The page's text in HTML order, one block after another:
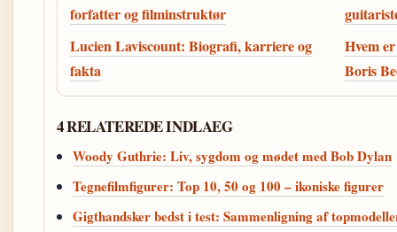
forfatter og filminstruktør
Lucien Laviscount: Biografi, karriere og
fakta
Hvem
Boris
4 RELATEREDE INDLAEG
Woody Guthrie: Liv, sygdom og mødet med Bob Dylan
Tegnefilmfigurer: Top 10, 50 og 100 – ikoniske figurer
Gigthandsker bedst i test: Sammenligning af